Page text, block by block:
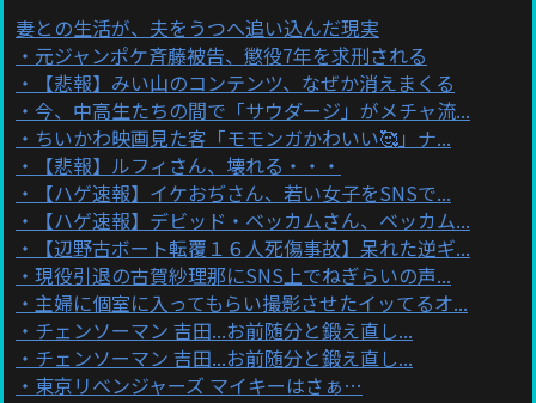
妻との生活が、夫をうつへ追い込んだ現実
元ジャンポケ斉藤被告、懲役7年を求刑される
【悲報】みい山のコンテンツ、なぜか消えまくる
今、中高生たちの間で「サウダージ」がメチャ流...
ちいかわ映画見た客「モモンガかわいい🥰」ナ...
【悲報】ルフィさん、壊れる・・・
【ハゲ速報】イケおぢさん、若い女子をSNSで...
【ハゲ速報】デビッド・ベッカムさん、ベッカム...
【辺野古ボート転覆１６人死傷事故】呆れた逆ギ...
現役引退の古賀紗理那にSNS上でねぎらいの声...
主婦に個室に入ってもらい撮影させたイッてるオ...
チェンソーマン 吉田...お前随分と鍛え直し...
チェンソーマン 吉田...お前随分と鍛え直し...
東京リベンジャーズ マイキーはさぁ…